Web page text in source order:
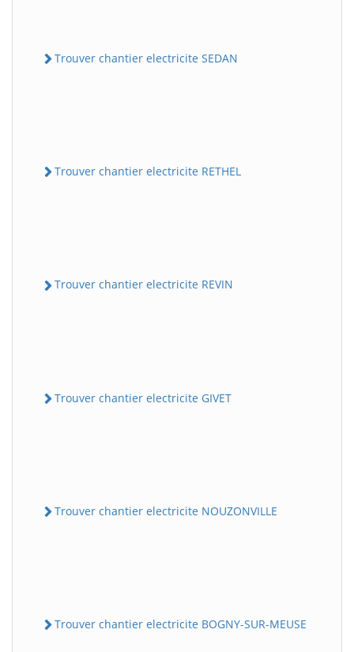
Trouver chantier electricite SEDAN
Trouver chantier electricite RETHEL
Trouver chantier electricite REVIN
Trouver chantier electricite GIVET
Trouver chantier electricite NOUZONVILLE
Trouver chantier electricite BOGNY-SUR-MEUSE